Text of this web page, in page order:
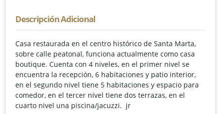
Descripción Adicional
Casa restaurada en el centro histórico de Santa Marta,
sobre calle peatonal, funciona actualmente como casa
boutique. Cuenta con 4 niveles, en el primer nivel se
encuentra la recepción, 6 habitaciones y patio interior,
en el segundo nivel tiene 5 habitaciones y espacio para
comedor, en el tercer nivel tiene dos terrazas, en el
cuarto nivel una piscina/jacuzzi. jr